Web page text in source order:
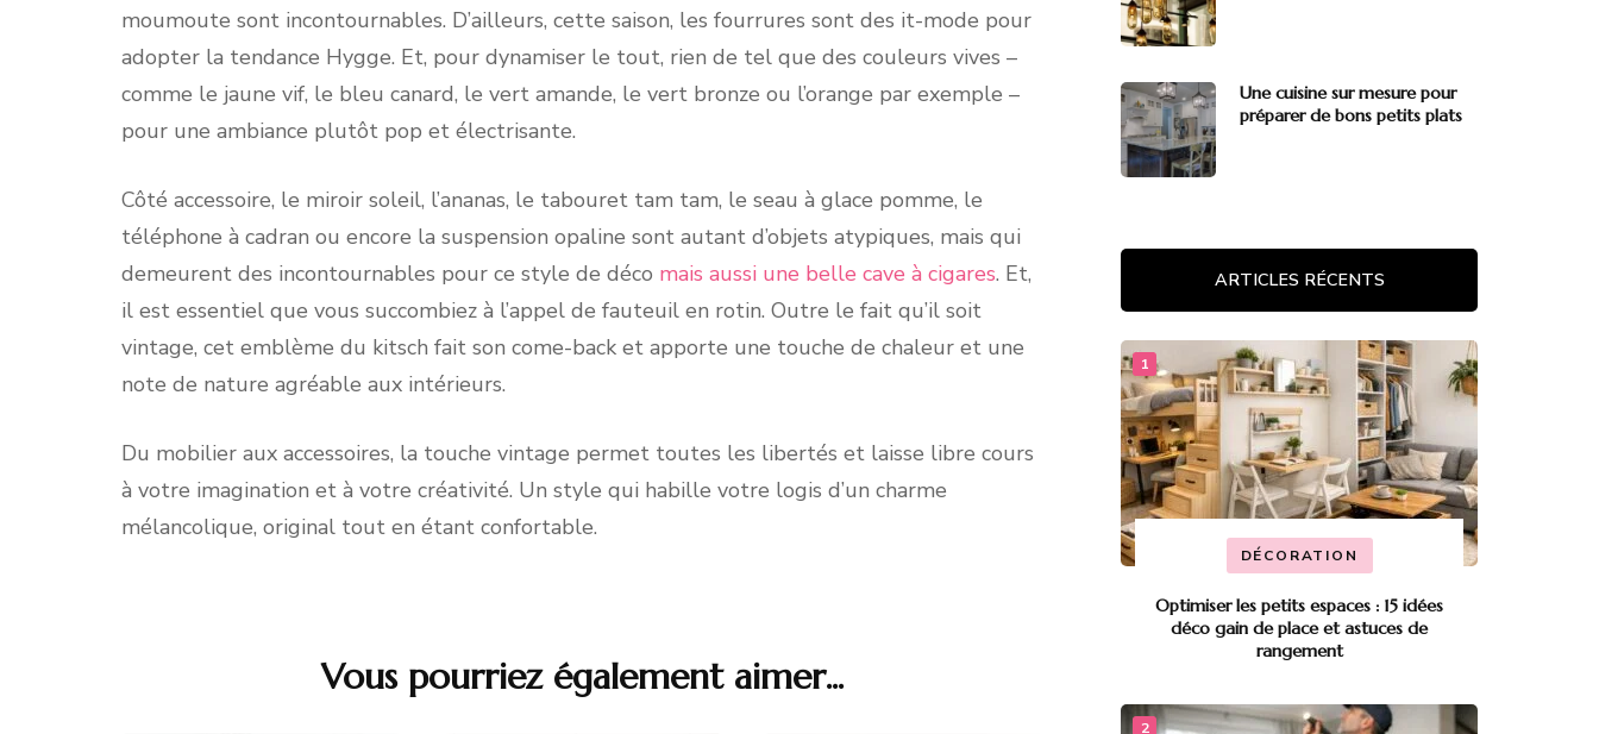
moumoute sont incontournables. D’ailleurs, cette saison, les fourrures sont des it-mode pour
adopter la tendance Hygge. Et, pour dynamiser le tout, rien de tel que des couleurs vives –
comme le jaune vif, le bleu canard, le vert amande, le vert bronze ou l’orange par exemple –
pour une ambiance plutôt pop et électrisante.
Côté accessoire, le miroir soleil, l’ananas, le tabouret tam tam, le seau à glace pomme, le
téléphone à cadran ou encore la suspension opaline sont autant d’objets atypiques, mais qui
demeurent des incontournables pour ce style de déco mais aussi une belle cave à cigares. Et,
il est essentiel que vous succombiez à l’appel de fauteuil en rotin. Outre le fait qu’il soit
vintage, cet emblème du kitsch fait son come-back et apporte une touche de chaleur et une
note de nature agréable aux intérieurs.
Du mobilier aux accessoires, la touche vintage permet toutes les libertés et laisse libre cours
à votre imagination et à votre créativité. Un style qui habille votre logis d’un charme
mélancolique, original tout en étant confortable.
Vous pourriez également aimer...
Une cuisine sur mesure pour
préparer de bons petits plats
ARTICLES RÉCENTS
DÉCORATION
Optimiser les petits espaces : 15 idées
déco gain de place et astuces de
rangement